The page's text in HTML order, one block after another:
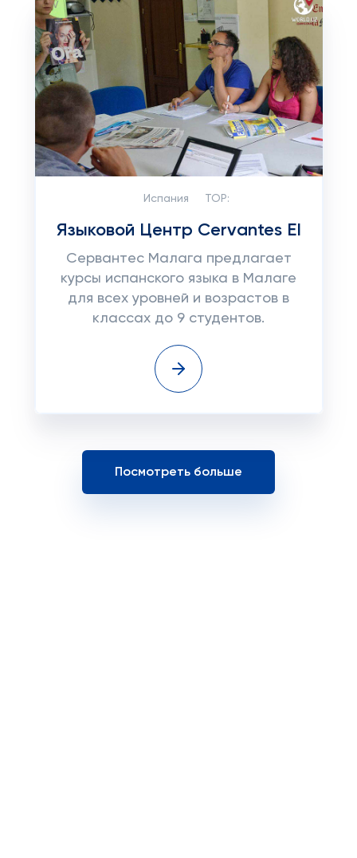
Испания TOP:
Языковой Центр Cervantes EI
Сервантес Малага предлагает
курсы испанского языка в Малаге
для всех уровней и возрастов в
классах до 9 студентов.
Посмотреть больше